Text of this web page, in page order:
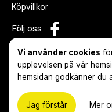
Köpvillkor
Följ oss
© 2026 Gabriels
Vi använder cookies
upplevelsen på vår
hemsidan godkänner du
Jag förstår Mer